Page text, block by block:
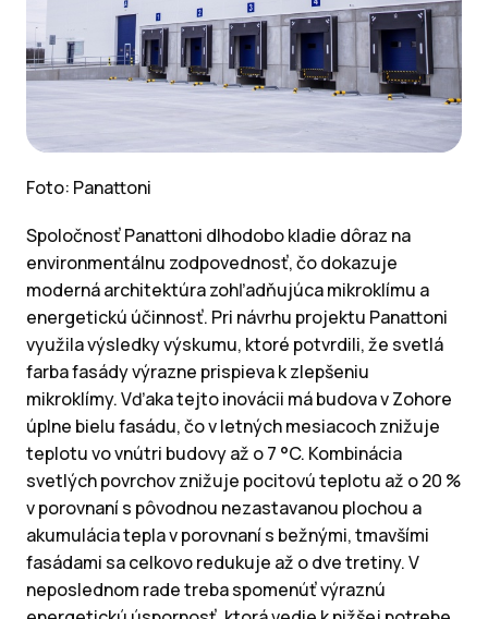
Foto: Panattoni
Spoločnosť Panattoni dlhodobo kladie dôraz na
environmentálnu zodpovednosť, čo dokazuje
moderná architektúra zohľadňujúca mikroklímu a
energetickú účinnosť. Pri návrhu projektu Panattoni
využila výsledky výskumu, ktoré potvrdili, že svetlá
farba fasády výrazne prispieva k zlepšeniu
mikroklímy. Vďaka tejto inovácii má budova v Zohore
úplne bielu fasádu, čo v letných mesiacoch znižuje
teplotu vo vnútri budovy až o 7 °C. Kombinácia
svetlých povrchov znižuje pocitovú teplotu až o 20 %
v porovnaní s pôvodnou nezastavanou plochou a
akumulácia tepla v porovnaní s bežnými, tmavšími
fasádami sa celkovo redukuje až o dve tretiny. V
neposlednom rade treba spomenúť výraznú